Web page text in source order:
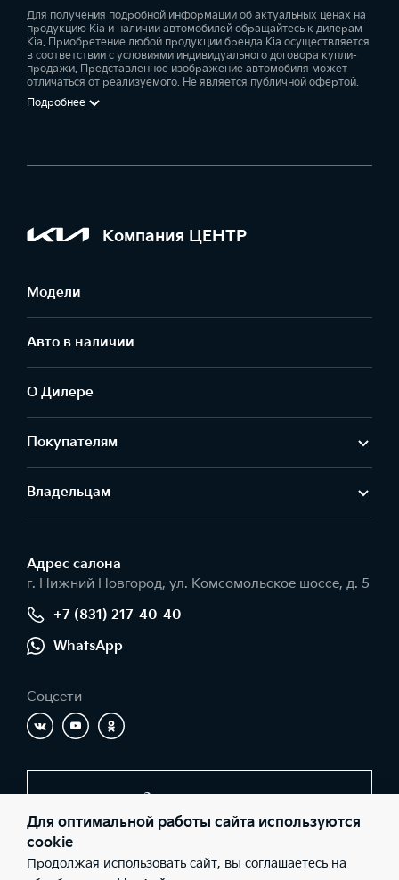
Для получения подробной информации об актуальных ценах на
продукцию Kia и наличии автомобилей обращайтесь к дилерам
Kia. Приобретение любой продукции бренда Kia осуществляется
в соответствии с условиями индивидуального договора купли-
продажи. Представленное изображение автомобиля может
отличаться от реализуемого. Не является публичной офертой.
Подробнее
Компания ЦЕНТР
Модели
Авто в наличии
О Дилере
Покупателям
Владельцам
Адрес салонa
г. Нижний Новгород, ул. Комсомольское шоссе, д. 5
+7 (831) 217-40-40
WhatsApp
Соцсети
Заказать звонок
© 2026 Юридические лица ООО «Компания ЦЕНТР»
Для оптимальной работы сайта используются
cookie
Продолжая использовать сайт, вы соглашаетесь на